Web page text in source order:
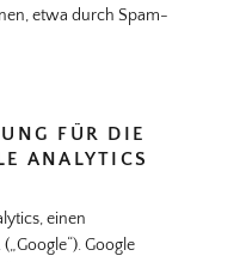
etwa durch Spam-
FÜR DIE
ANALYTICS
einen
Google